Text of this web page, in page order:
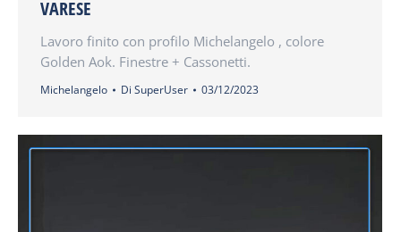
VARESE
Lavoro finito con profilo Michelangelo , colore
Golden Aok. Finestre + Cassonetti.
Michelangelo Di SuperUser 03/12/2023